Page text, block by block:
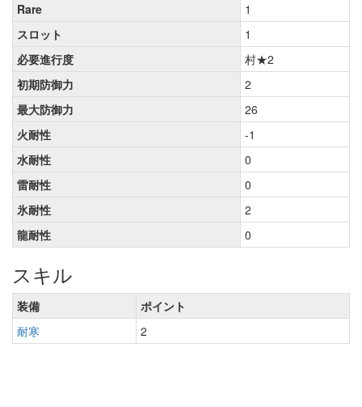
Rare
1
スロット
1
必要進行度
村★2
初期防御力
2
最大防御力
26
火耐性
-1
水耐性
0
雷耐性
0
氷耐性
2
龍耐性
0
スキル
装備
ポイント
耐寒
2